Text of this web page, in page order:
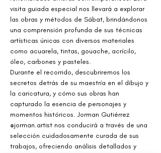
visita guiada especial nos llevará a explorar
las obras y métodos de Sábat, brindándonos
una comprensión profunda de sus técnicas
artísticas únicas con diversos materiales
como acuarela, tintas, gouache, acrícilo,
óleo, carbones y pasteles.
Durante el recorrido, descubriremos los
secretos detrás de su maestría en el dibujo y
la caricatura, y cómo sus obras han
capturado la esencia de personajes y
momentos históricos. Jorman Gutiérrez
@jorman.artist nos conducirá a través de una
selección cuidadosamente curada de sus
trabajos, ofreciendo análisis detallados y